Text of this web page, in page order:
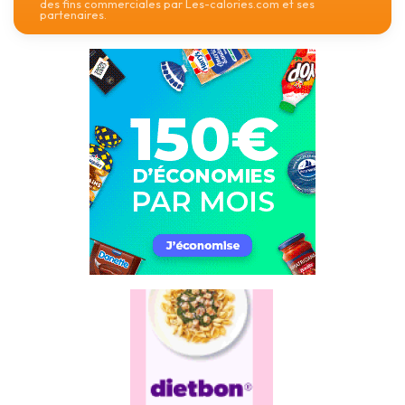
des fins commerciales par Les-calories.com et ses
partenaires.